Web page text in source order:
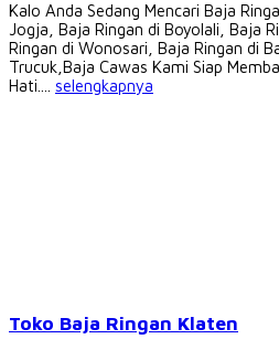
Kalo Anda Sedang Mencari Baja
Jogja, Baja Ringan di Boyolali, Baja
Ringan di Wonosari, Baja Ringan di
Trucuk,Baja Cawas Kami Siap
Hati.... selengkapnya
Toko Baja Ringan Klaten